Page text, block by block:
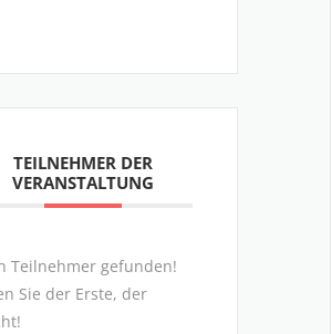
TEILNEHMER DER
VERANSTALTUNG
Teilnehmer gefunden!
Sie der Erste, der